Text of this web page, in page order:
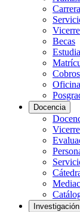
Becas
Cobros
Docencia
Investigación